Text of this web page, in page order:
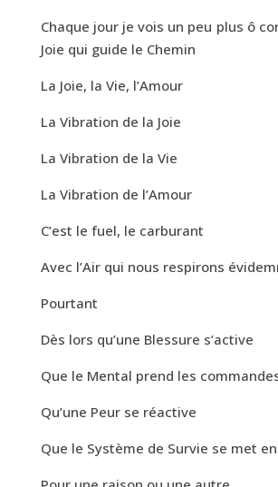
Chaque jour je vois un peu plus ô
Joie qui guide le Chemin
La Joie, la Vie, l’Amour
La Vibration de la Joie
La Vibration de la Vie
La Vibration de l’Amour
C’est le fuel, le carburant
Avec l’Air qui nous respirons
Pourtant
Dès lors qu’une Blessure s’active
Que le Mental prend les
Qu’une Peur se réactive
Que le Système de Survie se met